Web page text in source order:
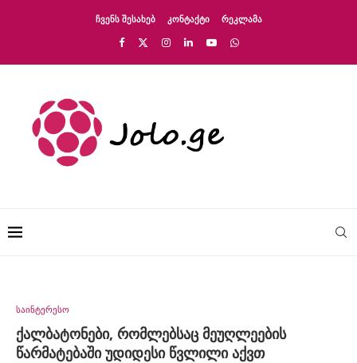
ᲩᲕᲔᲜᲡ ᲨᲔᲡᲐᲮᲔᲑ ᲙᲝᲜᲢᲐᲥᲢᲘ ᲠᲔᲙᲚᲐᲛᲐ
საინტერესო
ქალბატონები, რომლებსაც მეუღლეების
წარმატებაში უდიდესი წვლილი აქვთ